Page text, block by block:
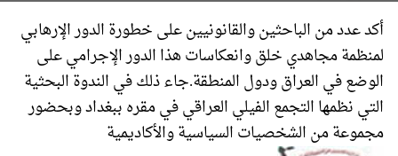
أكد عدد من الباحثين والقانونيين على خطورة الدور الإرهابي
لمنظمة مجاهدي خلق وانعكاسات هذا الدور الإجرامي على
الوضع في العراق ودول المنطقة.جاء ذلك في الندوة البحثية
التي نظمها التجمع الفيلي العراقي في مقره ببغداد وبحضور
مجموعة من الشخصيات السياسية والأكاديمية